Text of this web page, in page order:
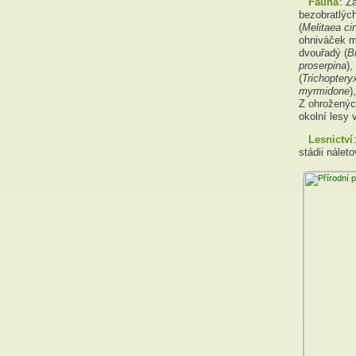
(Melitaea
ohniváček
dvouřadý (
proserpina),
(
myrmidone
Z
okolní lesy
Lesnictví
stádii